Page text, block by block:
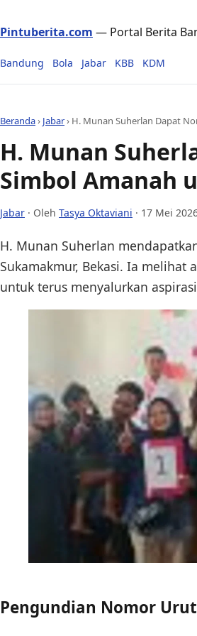
Pintuberita.com — Portal Berita
Bandung Bola Jabar KBB KDM
Beranda› Jabar› H. Munan Suherlan Dapat
H. Munan
Simbol Amanah
Jabar · Oleh Tasya Oktaviani · 17 Mei
H. Munan Suherlan
Sukamakmur, Bekasi. Ia
untuk terus menyalurkan
Pengundian Nomor